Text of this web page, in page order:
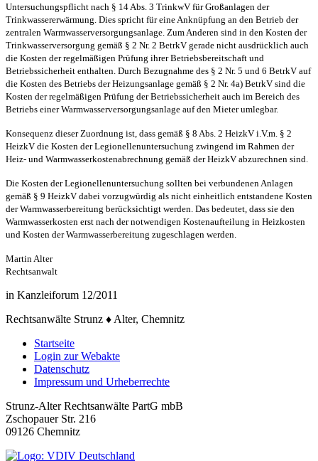
Untersuchungspflicht nach § 14 Abs. 3 TrinkwV für Großanlagen der
Trinkwassererwärmung. Dies spricht für eine Anknüpfung an den Betrieb der
zentralen Warmwasserversorgungsanlage. Zum Anderen sind in den Kosten der
Trinkwasserversorgung gemäß § 2 Nr. 2 BetrkV gerade nicht ausdrücklich auch
die Kosten der regelmäßigen Prüfung ihrer Betriebsbereitschaft und
Betriebssicherheit enthalten. Durch Bezugnahme des § 2 Nr. 5 und 6 BetrkV auf
die Kosten des Betriebs der Heizungsanlage gemäß § 2 Nr. 4a) BetrkV sind die
Kosten der regelmäßigen Prüfung der Betriebssicherheit auch im Bereich des
Betriebs einer Warmwasserversorgungsanlage auf den Mieter umlegbar.
Konsequenz dieser Zuordnung ist, dass gemäß § 8 Abs. 2 HeizkV i.V.m. § 2
HeizkV die Kosten der Legionellenuntersuchung zwingend im Rahmen der
Heiz- und Warmwasserkostenabrechnung gemäß der HeizkV abzurechnen sind.
Die Kosten der Legionellenuntersuchung sollten bei verbundenen Anlagen
gemäß § 9 HeizkV dabei vorzugwürdig als nicht einheitlich entstandene Kosten
der Warmwasserbereitung berücksichtigt werden. Das bedeutet, dass sie den
Warmwasserkosten erst nach der notwendigen Kostenaufteilung in Heizkosten
und Kosten der Warmwasserbereitung zugeschlagen werden.
Martin Alter
Rechtsanwalt
in Kanzleiforum 12/2011
Rechtsanwälte Strunz ♦ Alter, Chemnitz
Startseite
Login zur Webakte
Datenschutz
Impressum und Urheberrechte
Strunz-Alter Rechtsanwälte PartG mbB
Zschopauer Str. 216
09126 Chemnitz